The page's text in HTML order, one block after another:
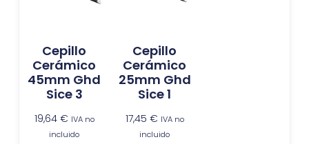
Cepillo
Cerámico
45mm Ghd
Sice 3
19,64 € IVA no
incluido
Cepillo
Cerámico
25mm Ghd
Sice 1
17,45 € IVA no
incluido